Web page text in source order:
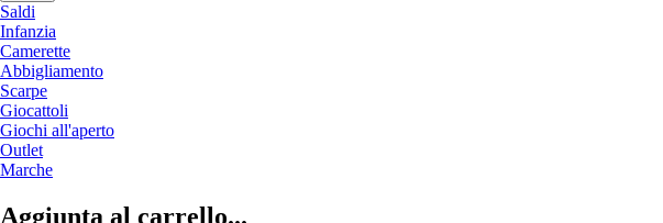
Saldi
Infanzia
Camerette
Abbigliamento
Scarpe
Giocattoli
Giochi all'aperto
Outlet
Marche
Aggiunta al carrello...